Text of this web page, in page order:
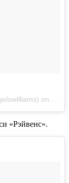
A photo posted by DeAngelo Williams (@deangelowilliams) on
Aug
«Рэйвенс».